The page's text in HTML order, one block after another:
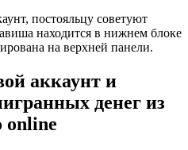
постояльцу советуют
находится в нижнем блоке
на верхней панели.
аккаунт и
денег из
online